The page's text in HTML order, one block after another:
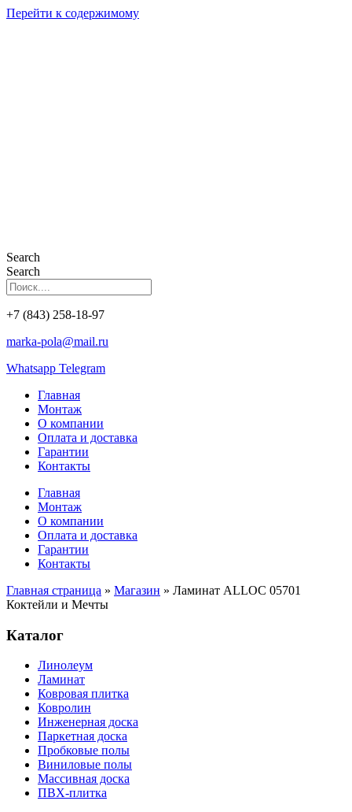
Перейти к содержимому
Search
Search
+7 (843) 258-18-97
marka-pola@mail.ru
Whatsapp Telegram
Главная
Монтаж
О компании
Оплата и доставка
Гарантии
Контакты
Главная
Монтаж
О компании
Оплата и доставка
Гарантии
Контакты
Главная страница » Магазин » Ламинат ALLOC 05701
Коктейли и Мечты
Каталог
Линолеум
Ламинат
Ковровая плитка
Ковролин
Инженерная доска
Паркетная доска
Пробковые полы
Виниловые полы
Массивная доска
ПВХ-плитка